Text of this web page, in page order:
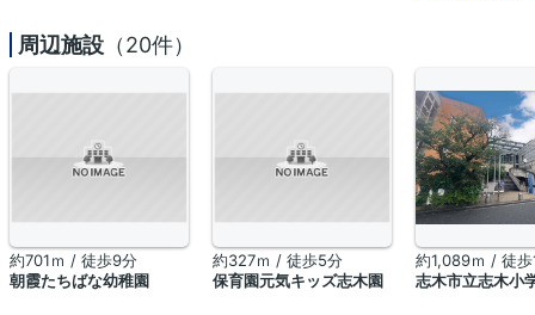
周辺施設 （20件）
約701ｍ / 徒歩9分
朝霞たちばな幼稚園
約327ｍ / 徒歩5分
保育園元気キッズ志木園
約1,089ｍ / 徒歩
志木市立志木小